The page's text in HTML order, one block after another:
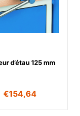
d’étau 125 mm
€154,64